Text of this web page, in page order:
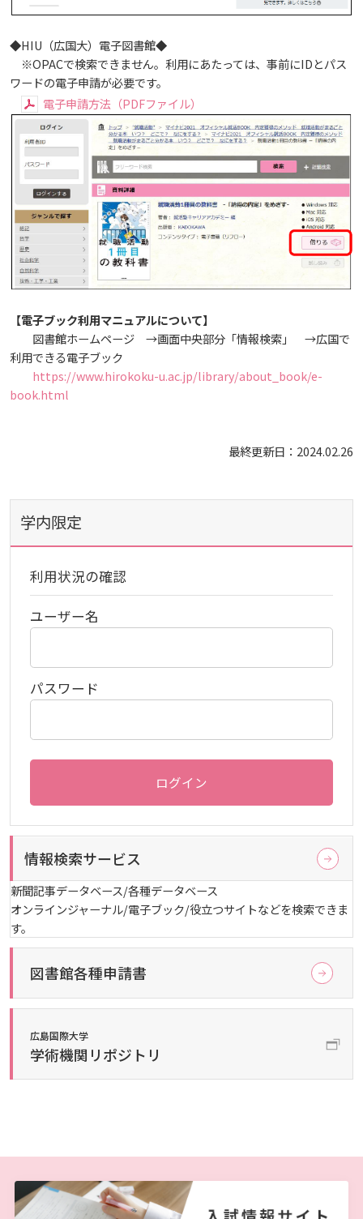
看護師・保健師国家試験対策
活動とイベント
利用講習会
学生図書委員の活動
施設案内
よくある質問
図書館だより『Library News』
お知らせ
広国LMS
◆HIU（広国大）電子図書館◆
※OPACで検索できません。利用にあたっては、事前にIDとパス
ワードの電子申請が必要です。
電子申請方法（PDFファイル）
【電子ブック利用マニュアルについて】
図書館ホームページ →画面中央部分「情報検索」 →広国で
利用できる電子ブック
https://www.hirokoku-u.ac.jp/library/about_book/e-
book.html
最終更新日：2024.02.26
学内限定
利用状況の確認
ユーザー名
パスワード
ログイン
情報検索サービス
新聞記事データベース/各種データベース
オンラインジャーナル/電子ブック/役立つサイトなどを検索できま
す。
図書館各種申請書
広島国際大学
学術機関リポジトリ